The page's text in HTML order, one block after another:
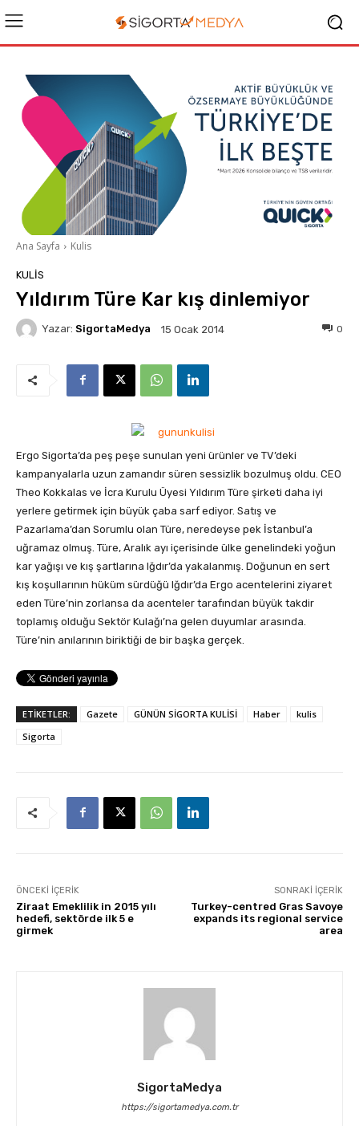
Ana Sayfa Kulis
KULIS
Yıldırım Türe Kar kış dinlemiyor
Yazar: SigortaMedya 15 Ocak 2014 0
Ergo Sigorta’da peş peşe sunulan yeni ürünler ve TV’deki
kampanyalarla uzun zamandır süren sessizlik bozulmuş oldu. CEO
Theo Kokkalas ve İcra Kurulu Üyesi Yıldırım Türe şirketi daha iyi
yerlere getirmek için büyük çaba sarf ediyor. Satış ve
Pazarlama’dan Sorumlu olan Türe, neredeyse pek İstanbul’a
uğramaz olmuş. Türe, Aralık ayı içerisinde ülke genelindeki yoğun
kar yağışı ve kış şartlarına Iğdır’da yakalanmış. Doğunun en sert
kış koşullarının hüküm sürdüğü Iğdır’da Ergo acentelerini ziyaret
eden Türe’nin zorlansa da acenteler tarafından büyük takdir
toplamış olduğu Sektör Kulağı’na gelen duyumlar arasında.
Türe’nin anılarının biriktiği de bir başka gerçek.
ETİKETLER: Gazete GÜNÜN SİGORTA KULİSİ Haber
kulis
Sigorta
ÖNCEKI İÇERIK
Ziraat Emeklilik in 2015 yılı
hedefi, sektörde ilk 5 e
girmek
SONRAKI İÇERIK
Turkey-centred Gras Savoye
expands its regional service
area
SigortaMedya
https://sigortamedya.com.tr